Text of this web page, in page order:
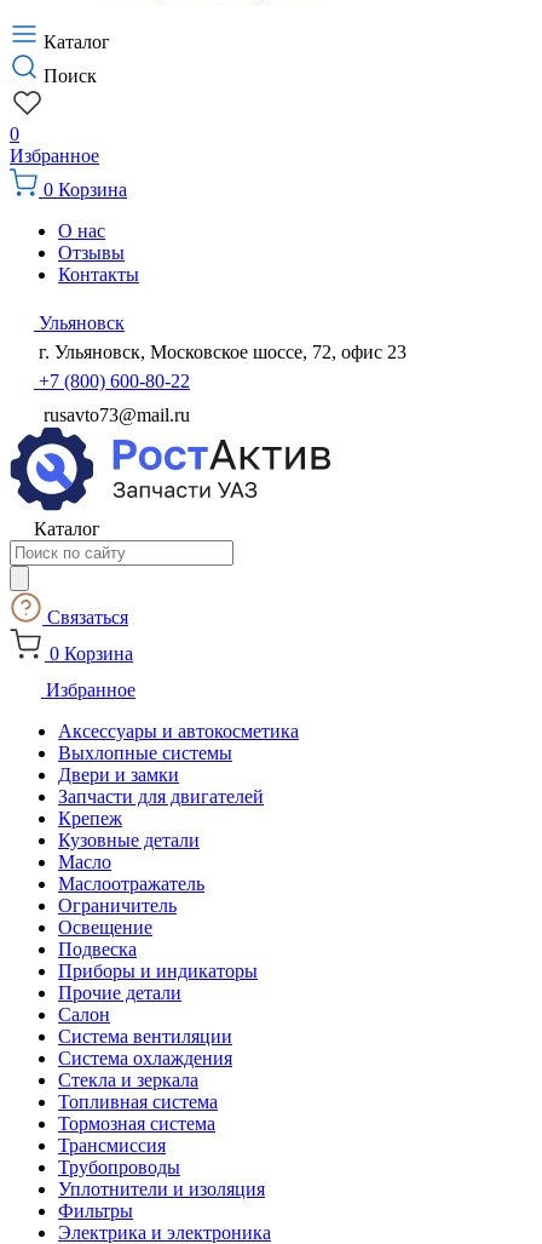
Каталог
Поиск
0
Избранное
0 Корзина
О нас
Отзывы
Контакты
Ульяновск
г. Ульяновск, Московское шоссе, 72, офис 23
+7 (800) 600-80-22
rusavto73@mail.ru
Каталог
Поиск
товаров
Связаться
0 Корзина
Избранное
Аксессуары и автокосметика
Выхлопные системы
Двери и замки
Запчасти для двигателей
Крепеж
Кузовные детали
Масло
Маслоотражатель
Ограничитель
Освещение
Подвеска
Приборы и индикаторы
Прочие детали
Салон
Система вентиляции
Система охлаждения
Стекла и зеркала
Топливная система
Тормозная система
Трансмиссия
Трубопроводы
Уплотнители и изоляция
Фильтры
Электрика и электроника